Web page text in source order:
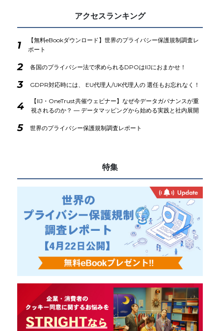
アクセスランキング
1
【無料eBookダウンロード】世界のプライバシー保護規制調査レ
ポート
2 各国のプライバシー法で求められるDPOはIIJにおまかせ！
3 GDPR対応時には、 EU代理人/UK代理人の 選任もお忘れなく！
4
【IIJ・OneTrust共催ウェビナー】なぜ今データガバナンスが重
視されるのか？ ― データマッピングから始める実践と社内展開
5 世界のプライバシー保護規制調査レポート
特集